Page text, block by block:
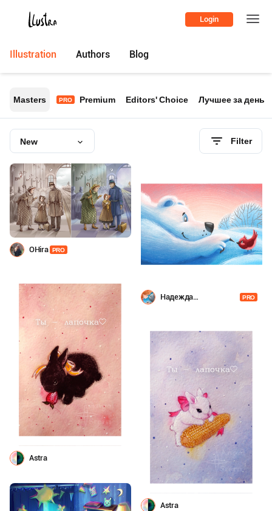
Login
Illustration Authors Blog
New
Masters PRO Premium Editors' Choice Лучшее за день
Filter
OHira PRO
Надежда
PRO
Astra
Astra